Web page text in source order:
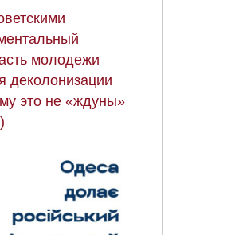
молодежи
деколонизации
это не «ждуны»